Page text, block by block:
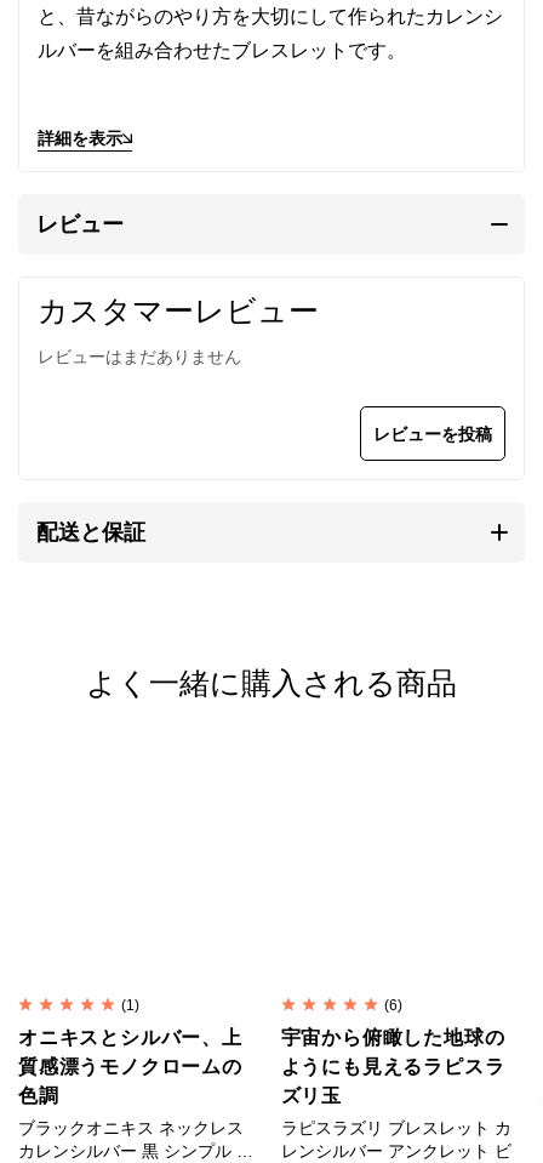
と、昔ながらのやり方を大切にして作られたカレンシ
ルバーを組み合わせたブレスレットです。
力を持つと信じられ、また黒魔術から身を守る護身符
す。
感たっぷりでインパクトも充分ですが、中空なので見
漂わせます。
の邪魔にならない小ぶりで控えめなものを選んでいま
す。※商品写真の留め具は仕様を変更しました。
ただけます。
カレン族の手仕事によるシルバ
ービーズ
詳細を表示
レビュー
カスタマーレビュー
レビューはまだありません
レビューを投稿
配送と保証
よく一緒に購入される商品
(1)
オニキスとシルバー、上
質感漂うモノクロームの
色調
ブラックオニキス ネックレス
カレンシルバー 黒 シンプル …
(6)
宇宙から俯瞰した地球の
ようにも見えるラピスラ
ズリ玉
ラピスラズリ ブレスレット カ
レンシルバー アンクレット ビ